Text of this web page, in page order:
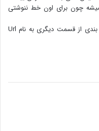
چون برای اون خط ننوشتی
برای دسترسی نداشتن به سایتی بدون زمان بندی از قسمت دیگری به نام Url